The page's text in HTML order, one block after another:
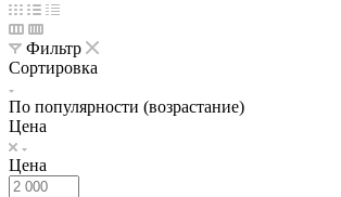
Фильтр
Сортировка
По популярности (возрастание)
Цена
Цена